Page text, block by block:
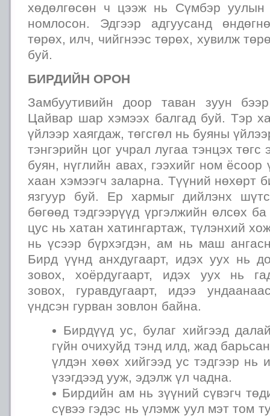
хөдөлгөсөн ч цээж нь Сүмбэр уулын
номлосон. Эдгээр адгуусанд
төрөх, илч, чийгнээс төрөх, хувилж
буй.
БИРДИЙН ОРОН
Замбуутивийн доор таван зуун
Цайвар шар хэмээх балгад буй. Тэр
үйлээр хаягдаж, төгсгөл нь буяны
тэнгэрийн цог учрал лугаа тэнцэх
буян, нүглийн авах, гээхийг ном ёсоор
хаан хэмээгч заларна. Түүний нөхөрт
язгуур буй. Ер хармыг дийлэнх
бөгөөд тэдгээрүүд үргэлжийн өлсөх
цус нь хатан хатингартаж, түлэнхий
нь үсээр бүрхэгдэн, ам нь маш
Бирд үүнд анхдугаарт, идэх уух нь
зовох, хоёрдугаарт, идэх уух нь
зовох, гуравдугаарт, идээ
үндсэн гурван зовлон байна.
Бирдүүд ус, булаг хийгээд
гүйн очихуйд тэнд илд, жад
үлдэн хөөх хийгээд ус тэдгээр нь
үзэгдээд ууж, эдэлж үл чадна.
Бирдийн ам нь зүүний сүвэгч
сүвээ гэдэс нь үлэмж уул мэт том